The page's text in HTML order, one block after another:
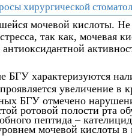
хирургической
мочевой кислоты.
так как, мочевая
антиоксидантной
БГУ характеризуются
увеличение в
БГУ отмечено
ротовой полости рта
пептида –
мочевой кислоты в